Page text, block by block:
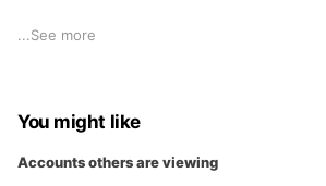
あなたは、普段の生活のなかで「街がもっ
いソト（屋外）空間です。人々の居場所
ックスペースを増やしていきたいと考えて
...See more
You might like
Accounts others are viewing